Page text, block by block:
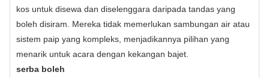
kos untuk disewa dan diselenggara daripada tandas yang
boleh disiram. Mereka tidak memerlukan sambungan air atau
sistem paip yang kompleks, menjadikannya pilihan yang
menarik untuk acara dengan kekangan bajet.
serba boleh